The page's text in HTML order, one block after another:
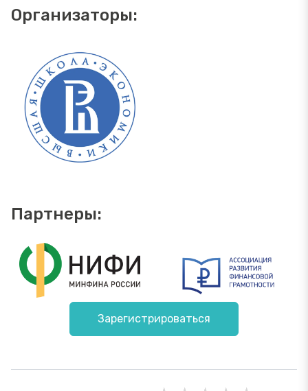
Организаторы:
Партнеры:
Зарегистрироваться